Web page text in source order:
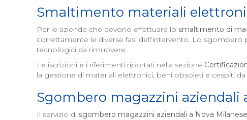
Smaltimento materiali
Per le aziende che devono effettuare lo smaltimento di
correttamente le diverse fasi dell’intervento. Lo sgombero
tecnologici da rimuovere.
Le iscrizioni e i riferimenti riportati nella sezione
la gestione di materiali elettronici, beni obsoleti e cespiti
Sgombero magazzini aziendali
Il servizio di sgombero magazzini aziendali a Nova Milanese